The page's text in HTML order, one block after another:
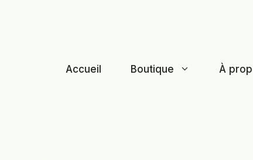
Accueil Boutique À